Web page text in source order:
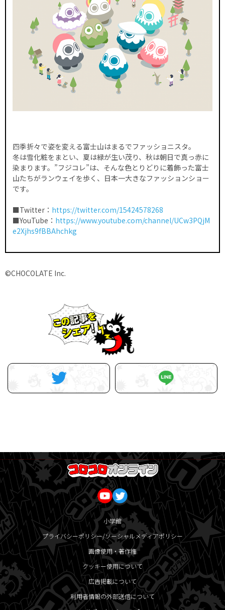
四季折々で姿を変える富士山はまるでファッショニスタ。
冬は雪化粧をまとい、夏は緑が生い茂り、秋は朝日で真っ赤に
染まります。”フジコレ”は、そんな色とりどりに着飾った富士
山たちがランウェイを歩く、日本一大きなファッションショー
です。
■Twitter： https://twitter.com/15424578268
■YouTube： https://www.youtube.com/channel/UCw3PQjM
e2Xjhs9fBBAhchkg
©CHOCOLATE Inc.
小学館
プライバシーポリシー/ソーシャルメディアポリシー
画像使用・著作権
クッキー使用について
広告掲載について
利用者情報の外部送信について